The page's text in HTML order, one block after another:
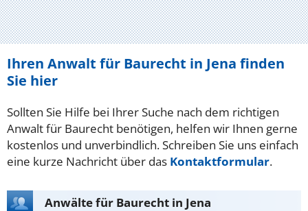
Ihren Anwalt für Baurecht in Jena finden
Sie hier
Sollten Sie Hilfe bei Ihrer Suche nach dem richtigen
Anwalt für Baurecht benötigen, helfen wir Ihnen gerne
kostenlos und unverbindlich. Schreiben Sie uns einfach
eine kurze Nachricht über das Kontaktformular.
Anwälte für Baurecht in Jena